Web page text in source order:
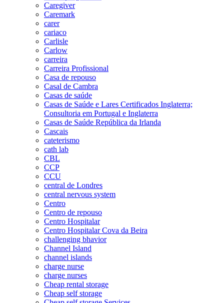
Caregiver
Caremark
carer
cariaco
Carlisle
Carlow
carreira
Carreira Profissional
Casa de repouso
Casal de Cambra
Casas de saúde
Casas de Saúde e Lares Certificados Inglaterra;
Consultoria em Portugal e Inglaterra
Casas de Saúde República da Irlanda
Cascais
cateterismo
cath lab
CBL
CCP
CCU
central de Londres
central nervous system
Centro
Centro de repouso
Centro Hospitalar
Centro Hospitalar Cova da Beira
challenging bhavior
Channel Island
channel islands
charge nurse
charge nurses
Cheap rental storage
Cheap self storage